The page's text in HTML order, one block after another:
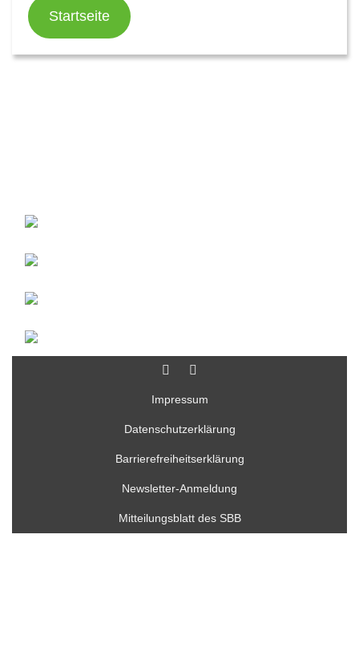
Startseite
Impressum
Datenschutzerklärung
Barrierefreiheitserklärung
Newsletter-Anmeldung
Mitteilungsblatt des SBB